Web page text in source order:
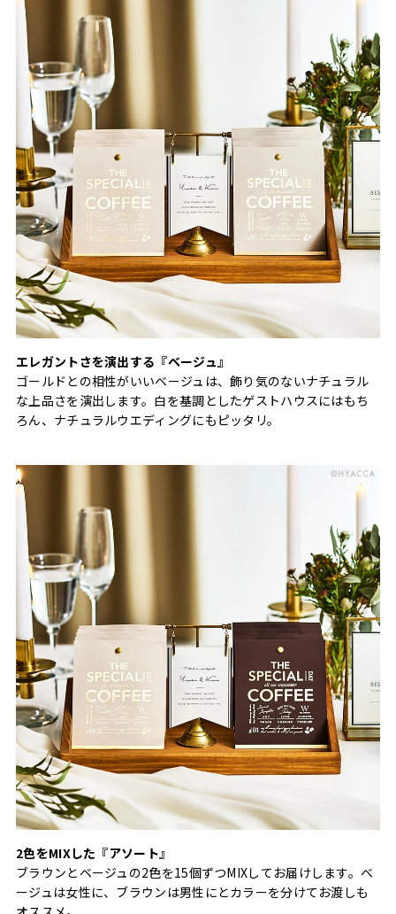
エレガントさを演出する『ベージュ』
ゴールドとの相性がいいベージュは、飾り気のないナチュラル
な上品さを演出します。白を基調としたゲストハウスにはもち
ろん、ナチュラルウエディングにもピッタリ。
2色をMIXした『アソート』
ブラウンとベージュの2色を15個ずつMIXしてお届けします。ベ
ージュは女性に、ブラウンは男性にとカラーを分けてお渡しも